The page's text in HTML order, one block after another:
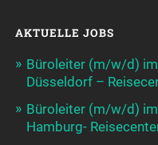
AKTUELLE JOBS
Büroleiter (m/w/d)
Düsseldorf –
Büroleiter (m/w/d)
Hamburg-